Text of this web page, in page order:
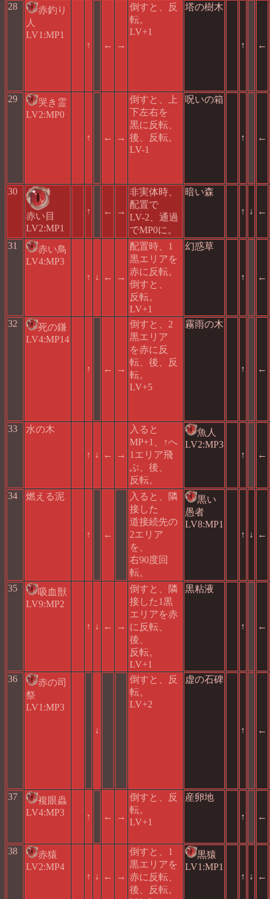
28
赤釣り
人
LV1:MP1
↑
← →
倒すと、反
転。
LV+1
塔の樹木
↑ ←
29
哭き霊
LV2:MP0
↑ ← →
倒すと、上
下左右を
黒に反転、
後、反転。
LV-1
呪いの箱
↑ ←
30
赤い目
LV2:MP1
↑ ← →
非実体時、
配置で
LV-2、通過
でMP0に。
暗い森
↑ ↓ ←
31
赤い鳥
LV4:MP3
↑ ↓ ← →
配置時、1
黒エリアを
赤に反転。
倒すと、
反転。
LV+1
幻惑草
↑ ←
32
死の鎌
LV4:MP14
↑ ← →
倒すと、2
黒エリア
を赤に反
転、後、反
転。
LV+5
霧雨の木
↑ ←
33 水の木
↑ ↓ ← →
入ると
MP+1、↑へ
1エリア飛
ぶ、後、
反転。
魚人
LV2:MP3
↑
←
34 燃える泥
↑ ←
入ると、隣
接した
道接続先の
2エリア
を、
右90度回
転。
黒い
愚者
LV8:MP1
↑ ↓ ←
35
吸血獣
LV9:MP2
↑ ↓ ← →
倒すと、隣
接した1黒
エリアを赤
に反転、
後、
反転。
LV+1
黒粘液
↑ ←
36
赤の司
祭
LV1:MP3
↓
倒すと、反
転。
LV+2
虚の石碑
↑ ←
37
複眼蟲
LV4:MP3
↑ ← →
倒すと、反
転。
LV+1
産卵地
↑
←
38
赤猿
LV2:MP4
↑ ↓ ← →
倒すと、1
黒エリアを
赤に反転、
後、反転。
黒猿
LV1:MP1
↑ ↓ ←